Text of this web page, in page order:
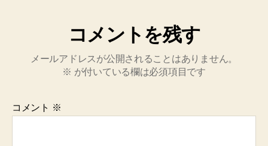
コメントを残す
メールアドレスが公開されることはありません。
※ が付いている欄は必須項目です
コメント ※